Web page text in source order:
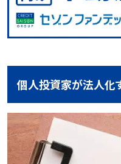
個人投資家が法人化